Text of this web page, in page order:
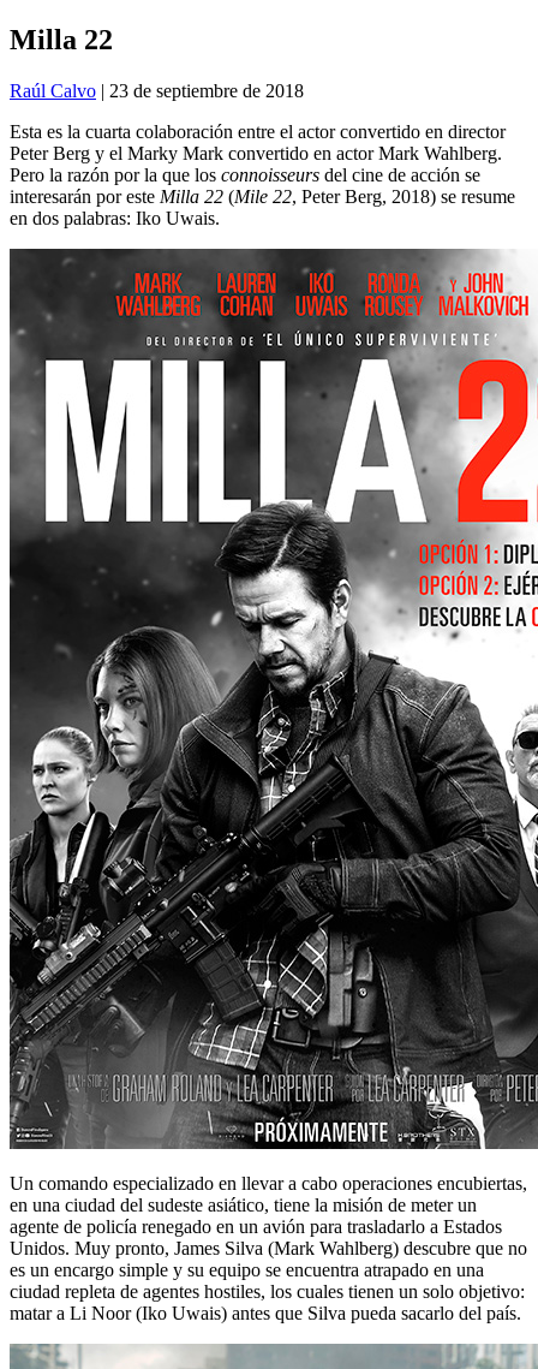
Milla 22
Raúl Calvo | 23 de septiembre de 2018
Esta es la cuarta colaboración entre el actor convertido en director
Peter Berg y el Marky Mark convertido en actor Mark Wahlberg.
Pero la razón por la que los connoisseurs del cine de acción se
interesarán por este Milla 22 (Mile 22, Peter Berg, 2018) se resume
en dos palabras: Iko Uwais.
Un comando especializado en llevar a cabo operaciones encubiertas,
en una ciudad del sudeste asiático, tiene la misión de meter un
agente de policía renegado en un avión para trasladarlo a Estados
Unidos. Muy pronto, James Silva (Mark Wahlberg) descubre que no
es un encargo simple y su equipo se encuentra atrapado en una
ciudad repleta de agentes hostiles, los cuales tienen un solo objetivo:
matar a Li Noor (Iko Uwais) antes que Silva pueda sacarlo del país.